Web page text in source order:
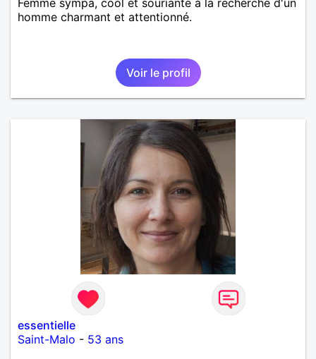
homme charmant et attentionné.
Voir le profil
essentielle
Saint-Malo - 53 ans